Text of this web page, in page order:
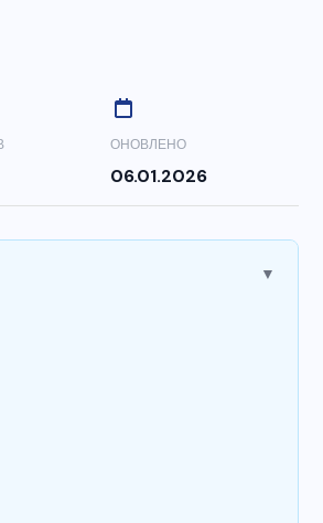
ОНОВЛЕНО
06.01.2026
▼